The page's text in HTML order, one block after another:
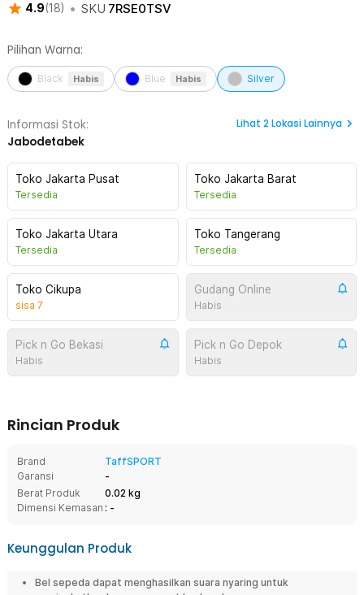
4.9(18) • SKU 7RSE0TSV
Pilihan Warna:
Black Habis Blue Habis Silver
Informasi Stok:
Jabodetabek
Lihat 2Lokasi Lainnya
Toko Jakarta Pusat
Tersedia
Toko Jakarta Barat
Tersedia
Toko Jakarta Utara
Tersedia
Toko Tangerang
Tersedia
Toko Cikupa
sisa 7
Gudang Online
Habis
Pick n Go Bekasi
Habis
Pick n Go Depok
Habis
Rincian Produk
Brand
TaffSPORT
Garansi
-
Berat Produk
0.02 kg
Dimensi Kemasan : -
Keunggulan Produk
Bel sepeda dapat menghasilkan suara nyaring untuk